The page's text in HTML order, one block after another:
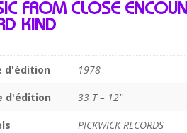
FROM CLOSE
KIND
d'édition 1978
d'édition 33 T – 12''
PICKWICK RECORDS